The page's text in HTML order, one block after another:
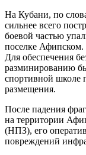
На Кубани, по
сильнее всего
боевой частью
поселке
Для обеспечения
разминированию
спортивной школе
размещения.
После падения
на территории
(НПЗ), его
повреждений